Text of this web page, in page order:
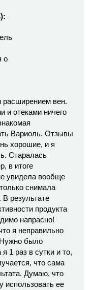
расширением вен.
и отеками ничего
Вариоль. Отзывы
хорошие, и я
Старалась
в итоге
увидела вообще
снимала
В результате
продукта
напрасно!
я неправильно
Нужно было
1 раз в сутки и то,
что сама
Думаю, что
использовать ее